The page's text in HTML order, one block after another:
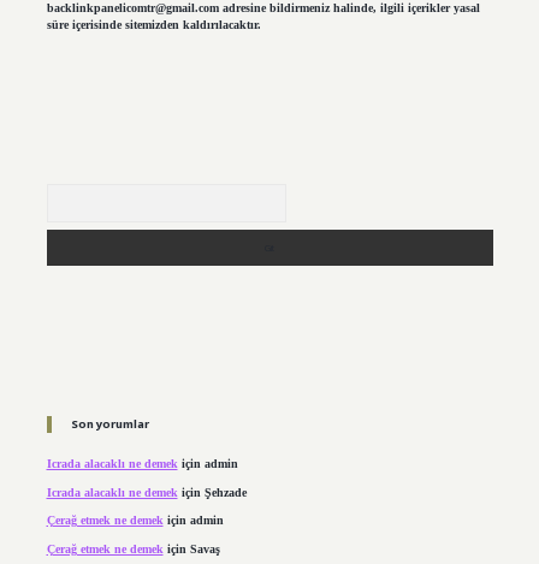
backlinkpanelicomtr@gmail.comadresine bildirmeniz halinde, ilgili içerikler yasal
süre içerisinde sitemizden kaldırılacaktır.
Son yorumlar
Icrada alacaklı ne demek için admin
Icrada alacaklı ne demek için Şehzade
Çerağ etmek ne demekiçin admin
Çerağ etmek ne demek için Savaş